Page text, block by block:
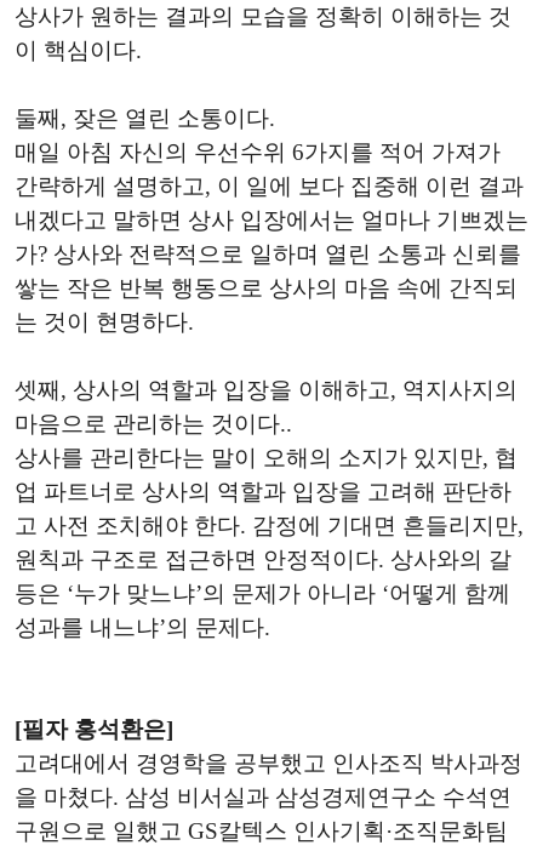
상사가 원하는 결과의 모습을 정확히 이해하는 것
이 핵심이다.
둘째, 잦은 열린 소통이다.
매일 아침 자신의 우선수위 6가지를 적어 가져가
간략하게 설명하고, 이 일에 보다 집중해 이런 결과
내겠다고 말하면 상사 입장에서는 얼마나 기쁘겠는
가? 상사와 전략적으로 일하며 열린 소통과 신뢰를
쌓는 작은 반복 행동으로 상사의 마음 속에 간직되
는 것이 현명하다.
셋째, 상사의 역할과 입장을 이해하고, 역지사지의
마음으로 관리하는 것이다..
상사를 관리한다는 말이 오해의 소지가 있지만, 협
업 파트너로 상사의 역할과 입장을 고려해 판단하
고 사전 조치해야 한다. 감정에 기대면 흔들리지만,
원칙과 구조로 접근하면 안정적이다. 상사와의 갈
등은 ‘누가 맞느냐’의 문제가 아니라 ‘어떻게 함께
성과를 내느냐’의 문제다.
[필자 홍석환은]
고려대에서 경영학을 공부했고 인사조직 박사과정
을 마쳤다. 삼성 비서실과 삼성경제연구소 수석연
구원으로 일했고 GS칼텍스 인사기획·조직문화팀